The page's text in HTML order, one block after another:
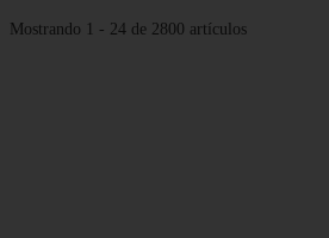
Mostrando 1 - 24 de 2800 artículos